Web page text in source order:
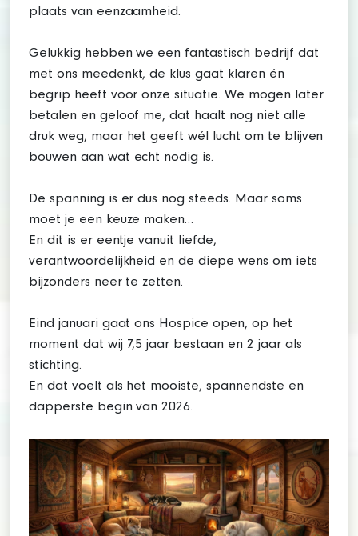
plaats van eenzaamheid.
Gelukkig hebben we een fantastisch bedrijf dat
met ons meedenkt, de klus gaat klaren én
begrip heeft voor onze situatie. We mogen later
betalen en geloof me, dat haalt nog niet alle
druk weg, maar het geeft wél lucht om te blijven
bouwen aan wat echt nodig is.
De spanning is er dus nog steeds. Maar soms
moet je een keuze maken…
En dit is er eentje vanuit liefde,
verantwoordelijkheid en de diepe wens om iets
bijzonders neer te zetten.
Eind januari gaat ons Hospice open, op het
moment dat wij 7,5 jaar bestaan en 2 jaar als
stichting.
En dat voelt als het mooiste, spannendste en
dapperste begin van 2026.